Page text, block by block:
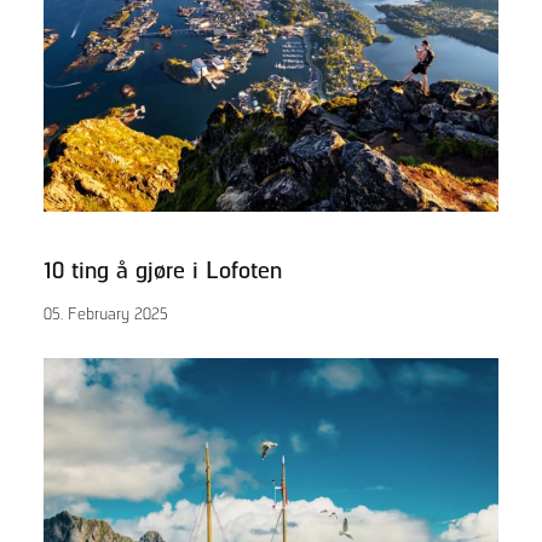
10 ting å gjøre i Lofoten
05. February 2025